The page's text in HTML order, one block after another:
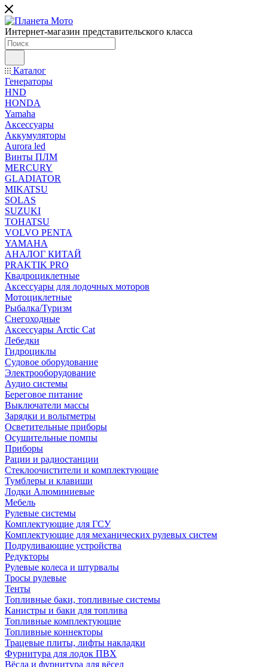
Интернет-магазин представительского класса
Каталог
Генераторы
HND
HONDA
Yamaha
Аксессуары
Аккумуляторы
Aurora led
Винты ПЛМ
MERCURY
GLADIATOR
MIKATSU
SOLAS
SUZUKI
TOHATSU
VOLVO PENTA
YAMAHA
АНАЛОГ КИТАЙ
PRAKTIK PRO
Квадроциклетные
Аксессуары для лодочных моторов
Мотоциклетные
Рыбалка/Туризм
Снегоходные
Аксессуары Arctic Cat
Лебедки
Гидроциклы
Судовое оборудование
Электрооборудование
Аудио системы
Береговое питание
Выключатели массы
Зарядки и вольтметры
Осветительные приборы
Осушительные помпы
Приборы
Рации и радиостанции
Стеклоочистители и комплектующие
Тумблеры и клавиши
Лодки Алюминиевые
Мебель
Рулевые системы
Комплектующие для ГСУ
Комплектующие для механических рулевых систем
Подруливающие устройства
Редукторы
Рулевые колеса и штурвалы
Тросы рулевые
Тенты
Топливные баки, топливные системы
Канистры и баки для топлива
Топливные комплектующие
Топливные коннекторы
Трацевые плиты, лифты накладки
Фурнитура для лодок ПВХ
Вёсла и фурнитура для вёсел